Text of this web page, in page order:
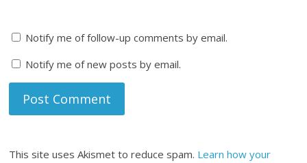
Notify me of follow-up comments by email.
Notify me of new posts by email.
This site uses Akismet to reduce spam. Learn how your